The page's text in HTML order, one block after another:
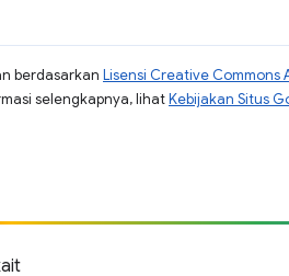
berdasarkan Lisensi Creative Commons
selengkapnya, lihatKebijakan Situs